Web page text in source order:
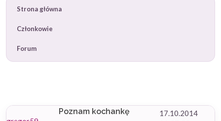
Strona główna
Członkowie
Forum
Poznam kochankę
17.10.2014